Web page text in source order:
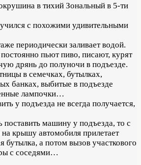
в тихий Зональный в 5-ти
с похожими удивительными
периодически заливает водой.
пьют пиво, писают, курят
дрянь до полуночи в подъезде.
в семечках, бутылках,
банках, выбитые в подъезде
лампочки…
у подъезда не всегда получается,
поставить машину у подъезда, то с
на крышу автомобиля прилетает
бутылка, а потом вызов участкового
с соседями…